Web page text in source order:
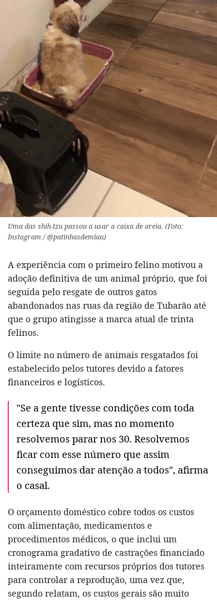
Uma das shih-tzu passou a usar a caixa de areia. (Foto:
Instagram / @patinhasdemiau)
A experiência com o primeiro felino motivou a
adoção definitiva de um animal próprio, que foi
seguida pelo resgate de outros gatos
abandonados nas ruas da região de Tubarão até
que o grupo atingisse a marca atual de trinta
felinos.
O limite no número de animais resgatados foi
estabelecido pelos tutores devido a fatores
financeiros e logísticos.
"Se a gente tivesse condições com toda
certeza que sim, mas no momento
resolvemos parar nos 30. Resolvemos
ficar com esse número que assim
conseguimos dar atenção a todos", afirma
o casal.
O orçamento doméstico cobre todos os custos
com alimentação, medicamentos e
procedimentos médicos, o que inclui um
cronograma gradativo de castrações financiado
inteiramente com recursos próprios dos tutores
para controlar a reprodução, uma vez que,
segundo relatam, os custos gerais são muito